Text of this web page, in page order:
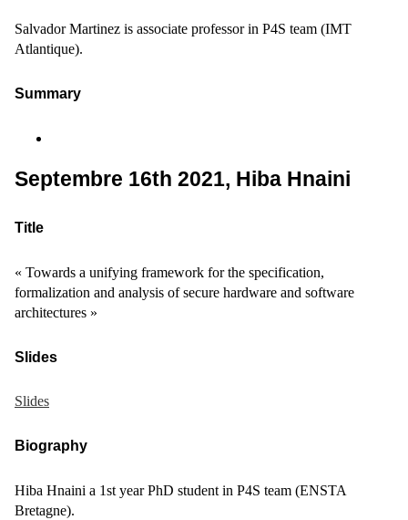
Salvador Martinez is associate professor in P4S team (IMT
Atlantique).
Summary
Septembre 16th 2021, Hiba Hnaini
Title
« Towards a unifying framework for the specification,
formalization and analysis of secure hardware and software
architectures »
Slides
Slides
Biography
Hiba Hnaini a 1st year PhD student in P4S team (ENSTA
Bretagne).